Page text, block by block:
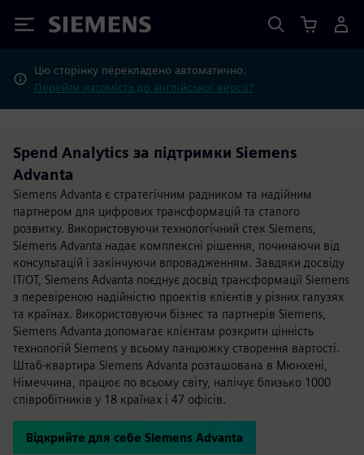
Siemens
Цю сторінку перекладено автоматично.
Перейти натомість до англійської версії?
Spend Analytics за підтримки Siemens
Advanta
Siemens Advanta є стратегічним радником та надійним
партнером для цифрових трансформацій та сталого
розвитку. Використовуючи технологічний стек Siemens,
Siemens Advanta надає комплексні рішення, починаючи від
консультацій і закінчуючи впровадженням. Завдяки досвіду
IT/OT, Siemens Advanta поєднує досвід трансформації Siemens
з перевіреною надійністю проектів клієнтів у різних галузях
та країнах. Використовуючи бізнес та партнерів Siemens,
Siemens Advanta допомагає клієнтам розкрити цінність
технологій Siemens у всьому ланцюжку створення вартості.
Штаб-квартира Siemens Advanta розташована в Мюнхені,
Німеччина, працює по всьому світу, налічує близько 1000
співробітників у 18 країнах і 47 офісів.
Відкрийте для себе Siemens Advanta